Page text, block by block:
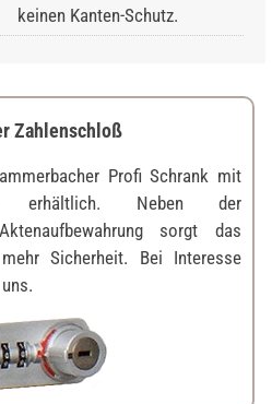
keinen Kanten-Schutz.
Zahlenschloß
Profi Schrank mit
erhältlich. Neben der
sorgt das
Sicherheit. Bei Interesse